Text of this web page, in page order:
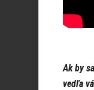
Ak by
vedľa